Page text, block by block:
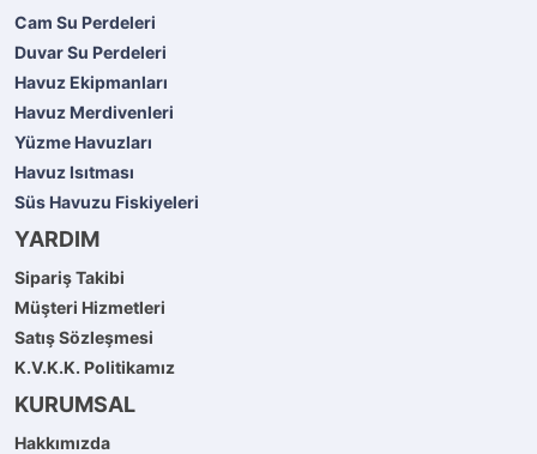
Cam Su Perdeleri
Duvar Su Perdeleri
Havuz Ekipmanları
Havuz Merdivenleri
Yüzme Havuzları
Havuz Isıtması
Süs Havuzu Fiskiyeleri
YARDIM
Sipariş Takibi
Müşteri Hizmetleri
Satış Sözleşmesi
K.V.K.K. Politikamız
KURUMSAL
Hakkımızda